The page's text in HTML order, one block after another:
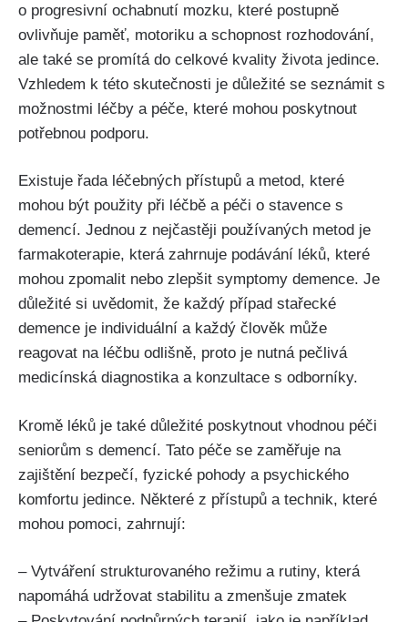
o progresivní ochabnutí mozku, které postupně
ovlivňuje paměť, motoriku a schopnost rozhodování,
ale také se promítá do celkové kvality života jedince.
Vzhledem k této skutečnosti je důležité se seznámit s
možnostmi léčby a péče, které mohou poskytnout
potřebnou podporu.
Existuje řada léčebných přístupů a metod, které
mohou být použity při léčbě a péči o stavence s
demencí. Jednou z nejčastěji používaných metod je
farmakoterapie, která zahrnuje podávání léků, které
mohou zpomalit nebo zlepšit symptomy demence. Je
důležité si uvědomit, že každý případ stařecké
demence je individuální a každý člověk může
reagovat na léčbu odlišně, proto je nutná pečlivá
medicínská diagnostika a konzultace s odborníky.
Kromě léků je také důležité poskytnout vhodnou péči
seniorům s demencí. Tato péče se zaměřuje na
zajištění bezpečí, fyzické pohody a psychického
komfortu jedince. Některé z přístupů a technik, které
mohou pomoci, zahrnují:
– Vytváření strukturovaného režimu a rutiny, která
napomáhá udržovat stabilitu a zmenšuje zmatek